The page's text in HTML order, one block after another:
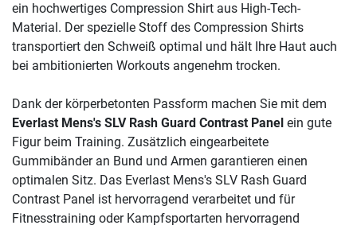
ein hochwertiges Compression Shirt aus High-Tech-
Material. Der spezielle Stoff des Compression Shirts
transportiert den Schweiß optimal und hält Ihre Haut auch
bei ambitionierten Workouts angenehm trocken.
Dank der körperbetonten Passform machen Sie mit dem
Everlast Mens's SLV Rash Guard Contrast Panel ein gute
Figur beim Training. Zusätzlich eingearbeitete
Gummibänder an Bund und Armen garantieren einen
optimalen Sitz. Das Everlast Mens's SLV Rash Guard
Contrast Panel ist hervorragend verarbeitet und für
Fitnesstraining oder Kampfsportarten hervorragend